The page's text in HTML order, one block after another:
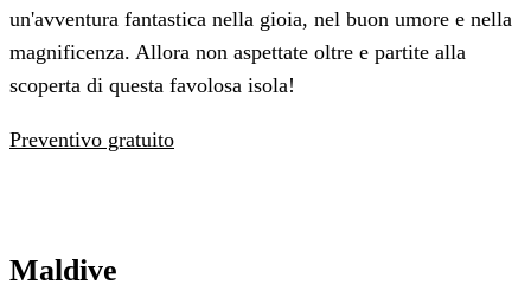
un'avventura fantastica nella gioia, nel buon umore e nella
magnificenza. Allora non aspettate oltre e partite alla
scoperta di questa favolosa isola!
Preventivo gratuito
Maldive